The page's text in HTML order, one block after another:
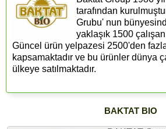
tarafından
Grubu' nun
yaklaşık 1500
Güncel ürün yelpazesi 2500'den
kapsamaktadır ve bu ürünler dünya
ülkeye satılmaktadır.
BAKTAT BIO